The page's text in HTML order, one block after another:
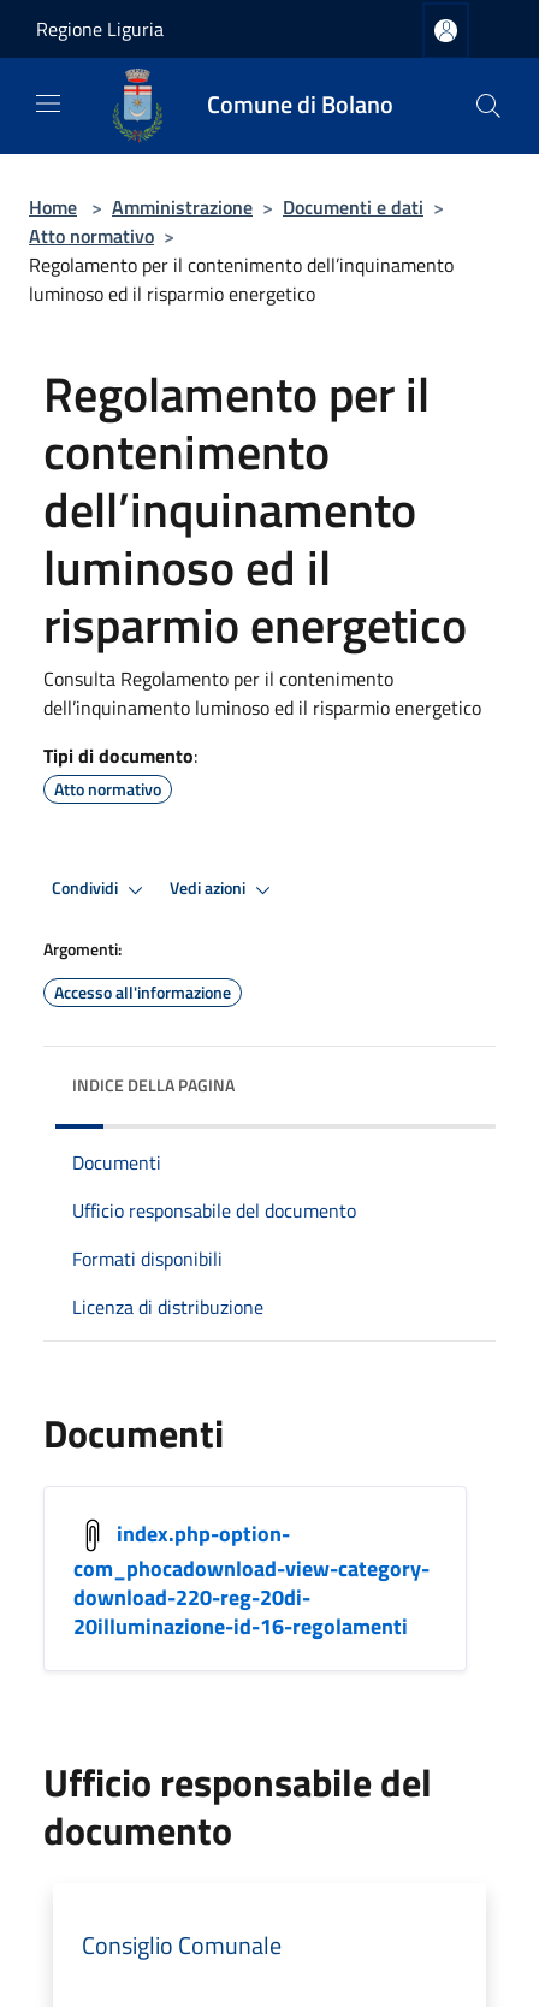
Regione Liguria
Comune di Bolano
Home > Amministrazione > Documenti e dati >
Atto normativo >
Regolamento per il contenimento dell’inquinamento
luminoso ed il risparmio energetico
Regolamento per il
contenimento
dell’inquinamento
luminoso ed il
risparmio energetico
Consulta Regolamento per il contenimento
dell’inquinamento luminoso ed il risparmio energetico
Tipi di documento:
Atto normativo
Condividi Vedi azioni
Argomenti:
Accesso all'informazione
INDICE DELLA PAGINA
Documenti
Ufficio responsabile del documento
Formati disponibili
Licenza di distribuzione
Documenti
index.php-option-
com_phocadownload-view-category-
download-220-reg-20di-
20illuminazione-id-16-regolamenti
Ufficio responsabile del
documento
Consiglio Comunale